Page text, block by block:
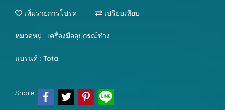
เพิ่มรายการโปรด เปรียบเทียบ
หมวดหมู่ : เครื่องมืออุปกรณ์ช่าง
แบรนด์ : Total
Share